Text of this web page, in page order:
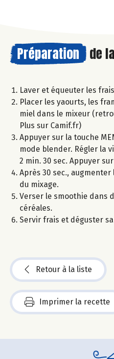
Préparation de la
Laver et équeuter les
Placer les yaourts, les
miel dans le mixeur
Plus sur Camif.fr)
Appuyer sur la touche
mode blender. Régler la
2 min. 30 sec. Appuyer sur
Après 30 sec., augmenter
du mixage.
Verser le smoothie dans
céréales.
Servir frais et déguster
Retour à la liste
Imprimer la recette